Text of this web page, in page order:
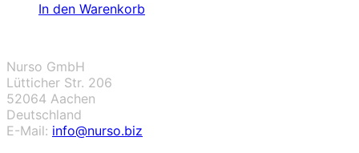
In den Warenkorb
Nurso GmbH
Lütticher Str. 206
52064 Aachen
Deutschland
E-Mail: info@nurso.biz